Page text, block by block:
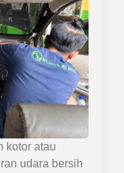
kotor atau
udara bersih